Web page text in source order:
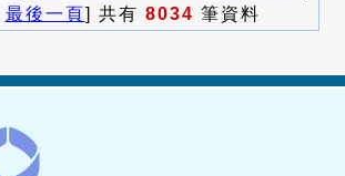
最後一頁] 共有 8034 筆資料